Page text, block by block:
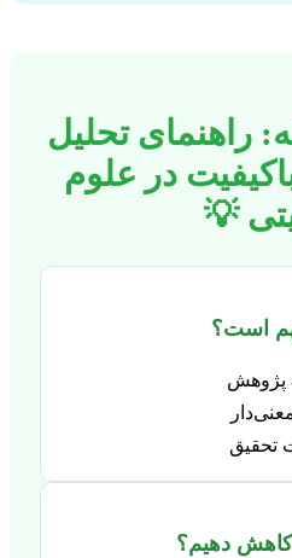
راهنمای تحلیل
در علوم
💡
است؟
پژوهش
تحقیق
کاهش دهیم؟